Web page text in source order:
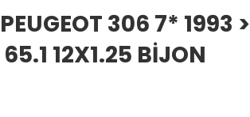
306 7* 1993 >
12X1.25 BİJON